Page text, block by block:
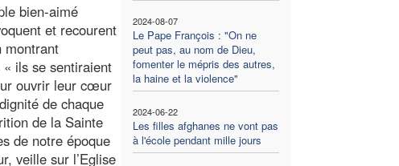
2024-08-07
Le Pape François : "On ne
peut pas, au nom de Dieu,
fomenter le mépris des autres,
la haine et la violence"
2024-06-22
Les filles afghanes ne vont pas
à l'école pendant mille jours
bien-aimé
et recourent
montrant
ils se sentiraient
ouvrir leur cœur
de chaque
de la Sainte
de notre époque
veille sur l’Eglise